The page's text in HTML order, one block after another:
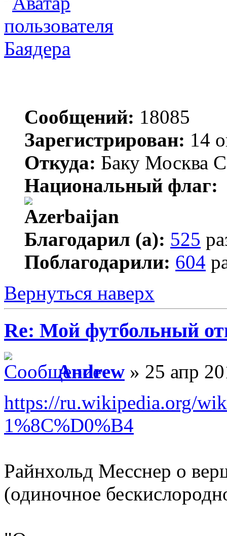
Баядера
Сообщений: 18085
Зарегистрирован: 14
Откуда: Баку Москва
Национальный флаг:
Благодарил (а): 525
Поблагодарили: 604
Вернуться наверх
Re: Мой футбольный
Andrew » 25 апр
https://ru.wikipedia.org/
1%8C%D0%B4
Райнхольд Месснер о
(одиночное